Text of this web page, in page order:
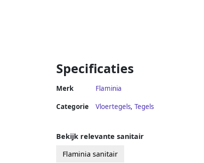
Specificaties
Merk Flaminia
Categorie Vloertegels, Tegels
Bekijk relevante sanitair
Flaminia sanitair